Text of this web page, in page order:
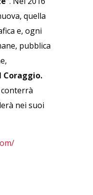
quella
e, ogni
pubblica
Coraggio.
conterrà
nei suoi